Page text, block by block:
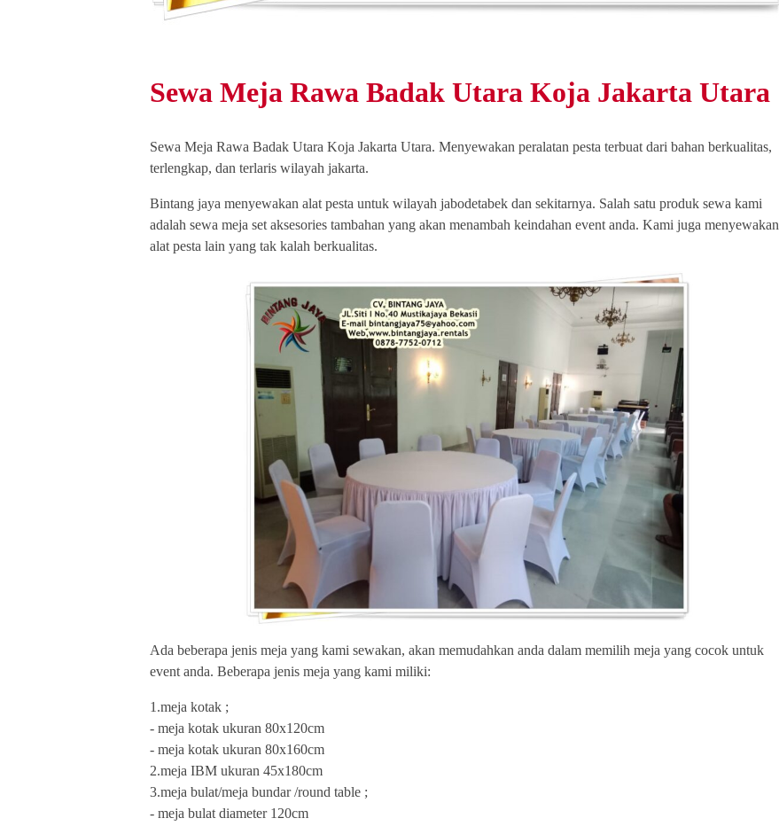
Sewa Meja Rawa Badak Utara Koja Jakarta Utara
Sewa Meja Rawa Badak Utara Koja Jakarta Utara. Menyewakan peralatan pesta terbuat dari bahan berkualitas,
terlengkap, dan terlaris wilayah jakarta.
Bintang jaya menyewakan alat pesta untuk wilayah jabodetabek dan sekitarnya. Salah satu produk sewa kami
adalah sewa meja set aksesories tambahan yang akan menambah keindahan event anda. Kami juga menyewakan
alat pesta lain yang tak kalah berkualitas.
Ada beberapa jenis meja yang kami sewakan, akan memudahkan anda dalam memilih meja yang cocok untuk
event anda. Beberapa jenis meja yang kami miliki:
1.meja kotak ;
- meja kotak ukuran 80x120cm
- meja kotak ukuran 80x160cm
2.meja IBM ukuran 45x180cm
3.meja bulat/meja bundar /round table ;
- meja bulat diameter 120cm